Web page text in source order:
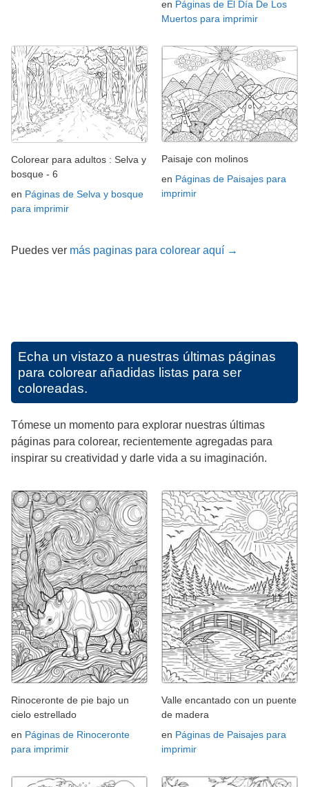
en Páginas de El Día De Los
Muertos para imprimir
Colorear para adultos : Selva y
bosque - 6
en Páginas de Selva y bosque
para imprimir
Paisaje con molinos
en Páginas de Paisajes para
imprimir
Puedes ver más paginas para colorear aquí →
Echa un vistazo a nuestras últimas páginas
para colorear añadidas listas para ser
coloreadas.
Tómese un momento para explorar nuestras últimas
páginas para colorear, recientemente agregadas para
inspirar su creatividad y darle vida a su imaginación.
Rinoceronte de pie bajo un
cielo estrellado
en Páginas de Rinoceronte
para imprimir
Valle encantado con un puente
de madera
en Páginas de Paisajes para
imprimir